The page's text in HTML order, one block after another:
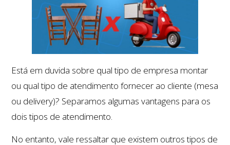
Está em duvida sobre qual tipo de empresa montar
ou qual tipo de atendimento fornecer ao cliente (mesa
ou delivery)? Separamos algumas vantagens para os
dois tipos de atendimento.
No entanto, vale ressaltar que existem outros tipos de